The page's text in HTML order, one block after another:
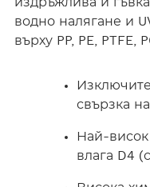
водно налягане и
върху PP, PE, PTFE,
свързка
Най-висок
влага D4